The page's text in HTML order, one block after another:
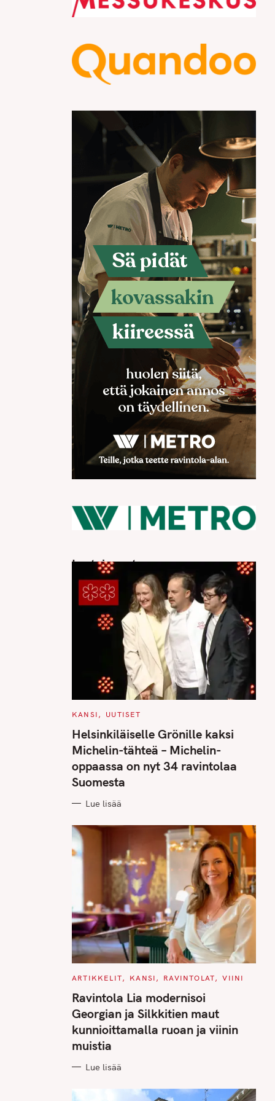
Luetuimmat
C
T
E
G
O
I
E
S
KANSI UUTISET
Helsinkiläiselle Grönille kaksi
Michelin-tähteä – Michelin-
oppaassa on nyt 34 ravintolaa
Suomesta
Lue lisää
C
T
E
G
O
R
I
S
ARTIKKELIT KANSI RAVINTOLAT VIINI
Ravintola Lia modernisoi
Georgian ja Silkkitien maut
kunnioittamalla ruoan ja viinin
muistia
Lue lisää